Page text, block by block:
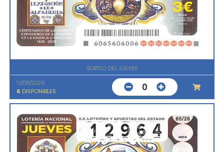
SORTEO DEL JUEVES
13/08/2026
6 DISPONIBLES 0